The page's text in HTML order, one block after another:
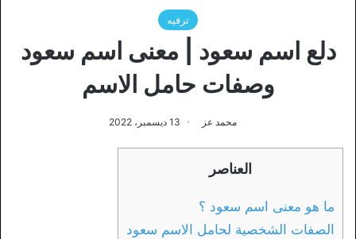
ترفيه
دلع اسم سعود | معنى اسم سعود
وصفات حامل الاسم
محمد عز 13 ديسمبر، 2022
العناصر
ما هو معنى اسم سعود ؟
الصفات الشخصية لحامل الاسم سعود